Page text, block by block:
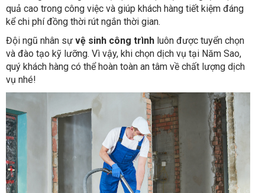
quả cao trong công việc và giúp khách hàng tiết kiệm đáng
kể chi phí đồng thời rút ngắn thời gian.
Đội ngũ nhân sự vệ sinh công trình luôn được tuyển chọn
và đào tạo kỹ lưỡng. Vì vậy, khi chọn dịch vụ tại Năm Sao,
quý khách hàng có thể hoàn toàn an tâm về chất lượng dịch
vụ nhé!